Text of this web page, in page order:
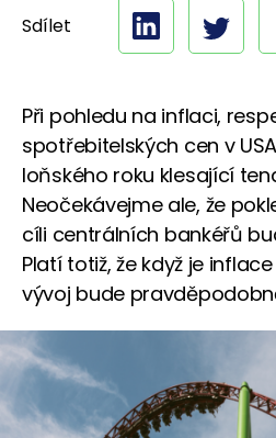
Sdílet
Při pohledu na inflaci,
spotřebitelských cen v
loňského roku klesající
Neočekávejme ale, že
cíli centrálních bankéřů
Platí totiž, že když je
vývoj bude